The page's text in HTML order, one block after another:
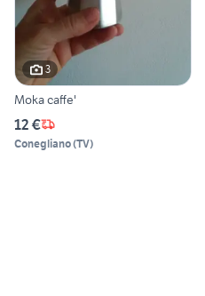
3
Moka caffe'
12 €
Conegliano(TV)